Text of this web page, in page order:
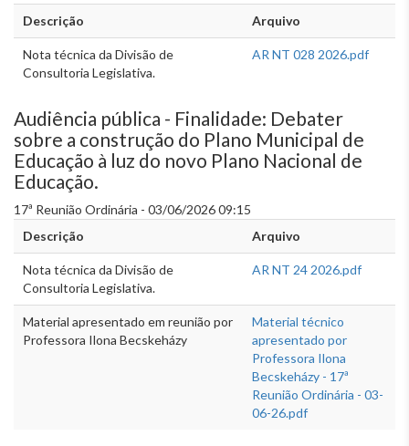
Descrição
Arquivo
Nota técnica da Divisão de
Consultoria Legislativa.
AR NT 028 2026.pdf
Audiência pública - Finalidade: Debater
sobre a construção do Plano Municipal de
Educação à luz do novo Plano Nacional de
Educação.
17ª Reunião Ordinária - 03/06/2026 09:15
Descrição
Arquivo
Nota técnica da Divisão de
Consultoria Legislativa.
AR NT 24 2026.pdf
Material apresentado em reunião por
Professora Ilona Becskeházy
Material técnico
apresentado por
Professora Ilona
Becskeházy - 17ª
Reunião Ordinária - 03-
06-26.pdf